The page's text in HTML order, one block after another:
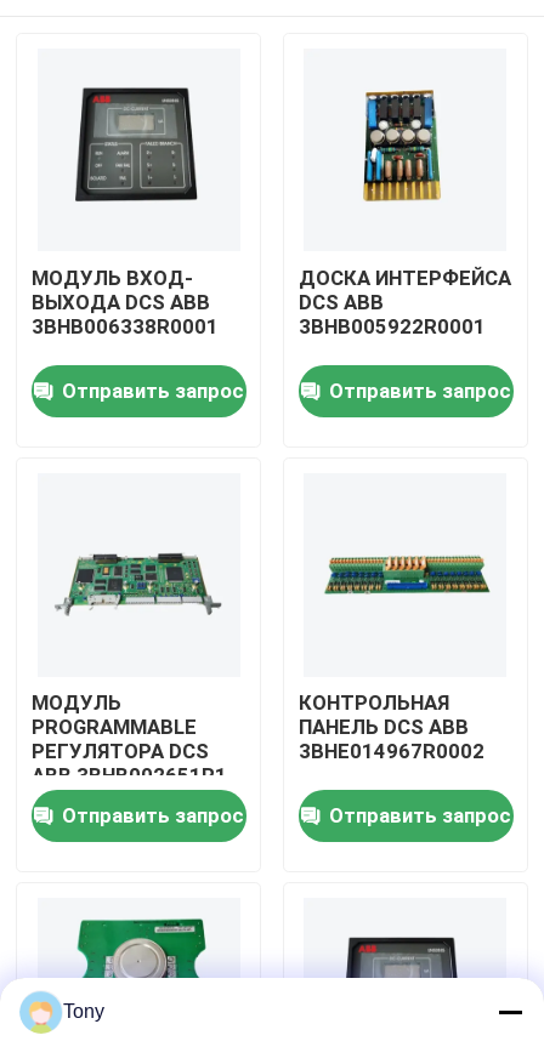
Домой
Продукты
О нас
Контроль качества
Свяжитесь с нами
Модули Allen Bradley PLC
Модули ПЛК ABB
МОДУЛЬ ВХОД-
ВЫХОДА DCS ABB
3BHB006338R0001
Отправить запрос
ДОСКА ИНТЕРФЕЙСА
DCS ABB
3BHB005922R0001
Отправить запрос
МОДУЛЬ
PROGRAMMABLE
РЕГУЛЯТОРА DCS
ABB 3BHB002651R1
Отправить запрос
КОНТРОЛЬНАЯ
ПАНЕЛЬ DCS ABB
3BHE014967R0002
Отправить запрос
Tony